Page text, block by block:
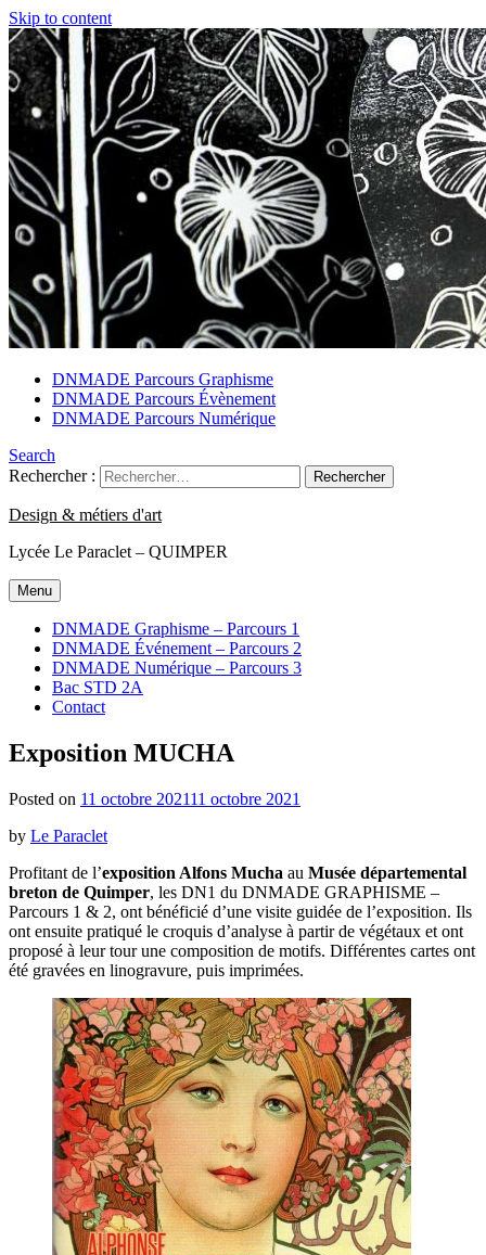
Skip to content
DNMADE Parcours Graphisme
DNMADE Parcours Évènement
DNMADE Parcours Numérique
Search
Rechercher :
Design & métiers d'art
Lycée Le Paraclet – QUIMPER
Menu
DNMADE Graphisme – Parcours 1
DNMADE Événement – Parcours 2
DNMADE Numérique – Parcours 3
Bac STD 2A
Contact
Exposition MUCHA
Posted on 11 octobre 202111 octobre 2021
by Le Paraclet
Profitant de l’exposition Alfons Mucha au Musée départemental
breton de Quimper, les DN1 du DNMADE GRAPHISME –
Parcours 1 & 2, ont bénéficié d’une visite guidée de l’exposition. Ils
ont ensuite pratiqué le croquis d’analyse à partir de végétaux et ont
proposé à leur tour une composition de motifs. Différentes cartes ont
été gravées en linogravure, puis imprimées.